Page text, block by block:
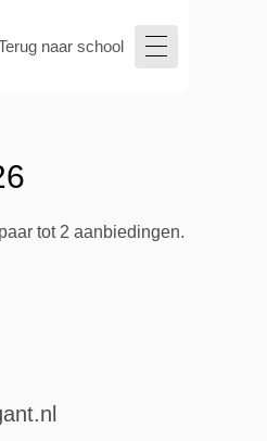
naar school
tot 2 aanbiedingen.